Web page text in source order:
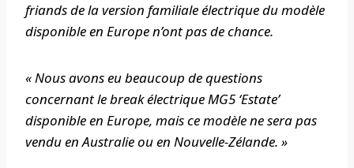
friands de la version familiale électrique du modèle
disponible en Europe n’ont pas de chance.
« Nous avons eu beaucoup de questions
concernant le break électrique MG5 ‘Estate’
disponible en Europe, mais ce modèle ne sera pas
vendu en Australie ou en Nouvelle-Zélande. »